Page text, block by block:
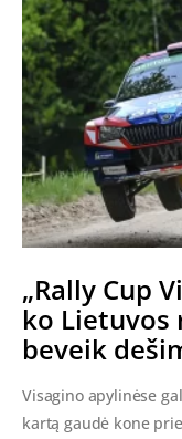
„Rally Cup
ko Lietuvos
beveik
Visagino apylinėse
kartą gaudė kone